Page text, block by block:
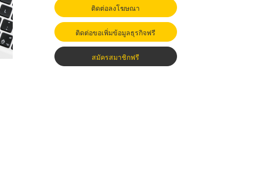
ติดต่อลงโฆษณา
ติดต่อขอเพิ่มข้อมูลธุรกิจฟรี
สมัครสมาชิกฟรี